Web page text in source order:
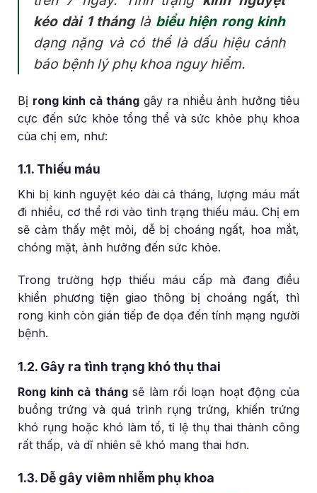
kéo dài 1 thánglà biểu hiện rong kinh
dạng nặng và có thể là dấu hiệu cảnh
báo bệnh lý phụ khoa nguy hiểm.
Bị rong kinh cả tháng gây ra nhiều ảnh hưởng tiêu
cực đến sức khỏe tổng thể và sức khỏe phụ khoa
của chị em, như:
1.1. Thiếu máu
Khi bị kinh nguyệt kéo dài cả tháng, lượng máu mất
đi nhiều, cơ thể rơi vào tình trạng thiếu máu. Chị em
sẽ cảm thấy mệt mỏi, dễ bị choáng ngất, hoa mắt,
chóng mặt, ảnh hưởng đến sức khỏe.
Trong trường hợp thiếu máu cấp mà đang điều
khiển phương tiện giao thông bị choáng ngất, thì
rong kinh còn gián tiếp đe dọa đến tính mạng người
bệnh.
1.2. Gây ra tình trạng khó thụ thai
Rong kinh cả thángsẽ làm rối loạn hoạt động của
buồng trứng và quá trình rụng trứng, khiến trứng
khó rụng hoặc khó làm tổ, tỉ lệ thụ thai thành công
rất thấp, và dĩ nhiên sẽ khó mang thai hơn.
1.3. Dễ gây viêm nhiễm phụ khoa